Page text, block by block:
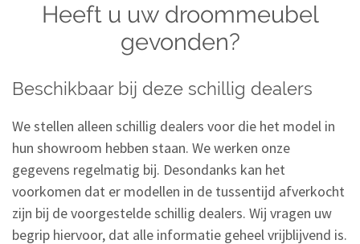
Heeft u uw droommeubel
gevonden?
Beschikbaar bij deze schillig dealers
We stellen alleen schillig dealers voor die het model in
hun showroom hebben staan. We werken onze
gegevens regelmatig bij. Desondanks kan het
voorkomen dat er modellen in de tussentijd afverkocht
zijn bij de voorgestelde schillig dealers. Wij vragen uw
begrip hiervoor, dat alle informatie geheel vrijblijvend is.